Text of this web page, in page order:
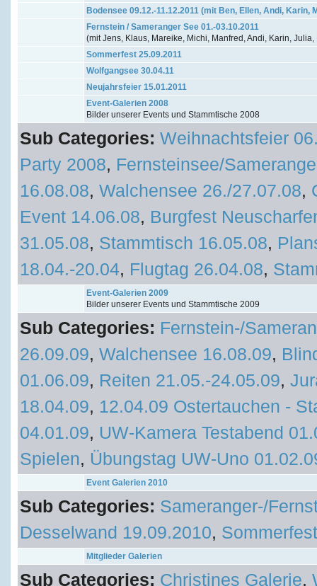
Bodensee 09.12.-11.12.2011 (mit Ben, Ellen, Andi, Karin,
Fernstein / Sameranger See 01.-03.10.2011
(mit Jens, Klaus, Mareike, Michi, Manfred, Andi, Karin,
Sommerfest 25.09.2011
Wolfgangsee 30.04.11
Neujahrsfeier 15.01.2011
Event-Galerien 2008
Bilder unserer Events und Stammtische 2008
Sub Categories: Weihnachtsfeier
Party 2008, Fernsteinsee/
16.08.08, Walchensee 26./27.07.08,
Event 14.06.08, Burgfest
31.05.08, Stammtisch 16.05.08,
18.04.-20.04, Flugtag 26.04.08,
Event-Galerien 2009
Bilder unserer Events und Stammtische 2009
Sub Categories: Fernstein-/
26.09.09, Walchensee 16.08.09,
01.06.09, Reiten 21.05.-24.05.09,
18.04.09, 12.04.09 Ostertauchen -
04.01.09, UW-Kamera Testabend
Spielen, Übungstag UW-Uno
Event Galerien 2010
Sub Categories: Sameranger-/
Desselwand 19.09.2010,
Mitglieder Galerien
Sub Categories: Christines Galerie,